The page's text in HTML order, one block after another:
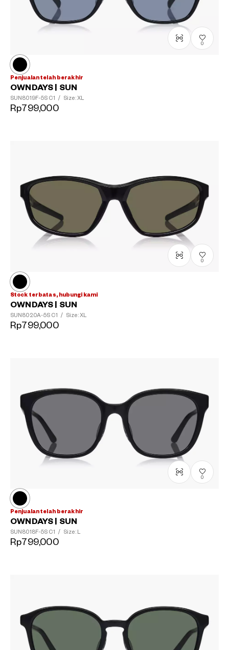
0
Penjualan telah berakhir
OWNDAYS | SUN
SUN8019F-5S C1 / Size: XL
Rp799,000
0
Stock terbatas, hubungi kami
OWNDAYS | SUN
SUN8020A-5S C1 / Size: XL
Rp799,000
0
Penjualan telah berakhir
OWNDAYS | SUN
SUN8018F-5S C1 / Size: L
Rp799,000